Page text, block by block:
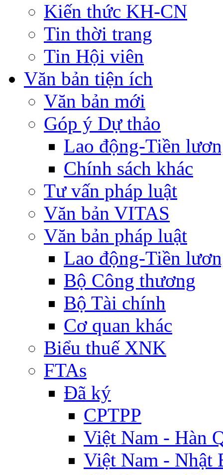
Kiến thức KH-CN
Tin thời trang
Tin Hội viên
Văn bản tiện ích
Văn bản mới
Góp ý Dự thảo
Lao động-Tiền
Chính sách khác
Tư vấn pháp luật
Văn bản VITAS
Văn bản pháp luật
Lao động-Tiền
Bộ Công thương
Bộ Tài chính
Cơ quan khác
Biểu thuế XNK
FTAs
Đã ký
CPTPP
Việt Nam - Hàn
Việt Nam - Nhật